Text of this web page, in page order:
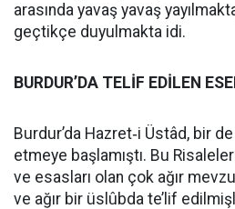
arasında yavaş yavaş
geçtikçe duyulmakta idi.
BURDUR’DA TELİF EDİLEN
Burdur’da Hazret‑i Üstâd, bir
etmeye başlamıştı. Bu
ve esasları olan çok ağır
ve ağır bir üslûbda te’lif